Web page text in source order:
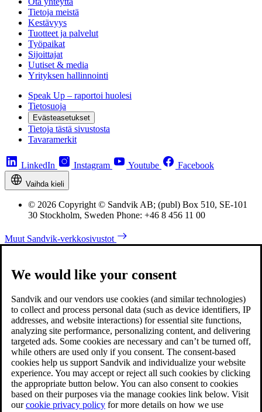
Tietoja meistä
Kestävyys
Tuotteet ja palvelut
Työpaikat
Sijoittajat
Uutiset & media
Yrityksen hallinnointi
Speak Up – raportoi huolesi
Tietosuoja
Evästeasetukset
Tietoja tästä sivustosta
Tavaramerkit
LinkedIn Instagram Youtube Facebook
Vaihda kieli
© 2026 Copyright © Sandvik AB; (publ) Box 510, SE-101
30 Stockholm, Sweden Phone: +46 8 456 11 00
Muut Sandvik-verkkosivustot
We would like your consent
Sandvik and our vendors use cookies (and similar technologies)
to collect and process personal data (such as device identifiers, IP
addresses, and website interactions) for essential site functions,
analyzing site performance, personalizing content, and delivering
targeted ads. Some cookies are necessary and can’t be turned off,
while others are used only if you consent. The consent-based
cookies help us support Sandvik and individualize your website
experience. You may accept or reject all such cookies by clicking
the appropriate button below. You can also consent to cookies
based on their purposes via the manage cookies link below. Visit
ourcookie privacy policy for more details on how we use